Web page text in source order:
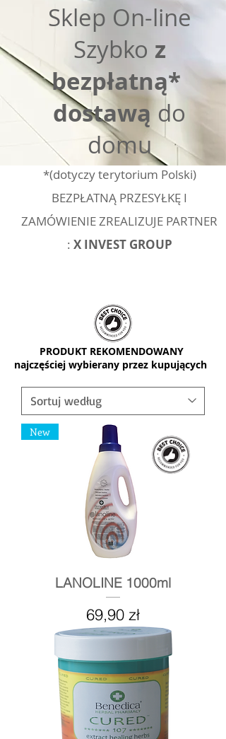
Sklep On-line
Szybko z
bezpłatną*
dostawą do
domu
*(dotyczy terytorium Polski)
BEZPŁATNĄ PRZESYŁKĘ I
ZAMÓWIENIE ZREALIZUJE PARTNER
: X INVEST GROUP
PRODUKT REKOMENDOWANY
najczęściej wybierany przez kupujących
New
LANOLINE 1000ml
Cena
69,90 zł